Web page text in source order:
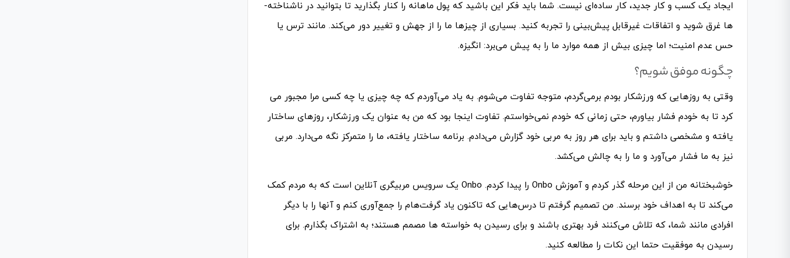
ایجاد یک کسب­ و کار جدید، کار ساده‌­ای نیست. شما باید فکر این باشید که پول ماهانه را کنار بگذارید تا بتوانید در ناشناخته‌­
ها غرق شوید و اتفاقات غیرقابل پیش‌­بینی را تجربه کنید. بسیاری از چیزها ما را از جهش و تغییر دور می‌­کند. مانند ترس یا
حس عدم امنیت؛ اما چیزی بیش از همه موارد ما را به پیش می‌برد: انگیزه.
چگونه موفق شویم؟
وقتی به روزهایی که ورزشکار بودم برمی­‌گردم، متوجه تفاوت می­‌شوم. به یاد می­‌آوردم که چه چیزی یا چه کسی مرا مجبور می­‌
کرد تا به خودم فشار بیاورم، حتی زمانی که خودم نمی­‌خواستم. تفاوت اینجا بود که من به عنوان یک ورزشکار، روزهای ساختار
یافته و مشخصی داشتم و باید برای هر روز به مربی خود گزارش می‌­دادم. برنامه ساختار یافته، ما را متمرکز نگه می­‌دارد. مربی
نیز به ما فشار می­‌آورد و ما را به چالش می‌­کشد.
خوشبختانه من از این مرحله گذر کردم و آموزش Onbo را پیدا کردم. Onbo یک سرویس مربیگری آنلاین است که به مردم کمک
می‌­کند تا به اهداف خود برسند. من تصمیم گرفتم تا درس­‌هایی که تاکنون یاد گرفت‌ه­ام را جمع­‌آوری کنم و آنها را با دیگر
افرادی مانند شما، که تلاش می­‌کنند فرد بهتری باشند و برای رسیدن به خواسته ها مصمم هستند؛ به اشتراک بگذارم. برای
رسیدن به موفقیت حتما این نکات را مطالعه کنید.